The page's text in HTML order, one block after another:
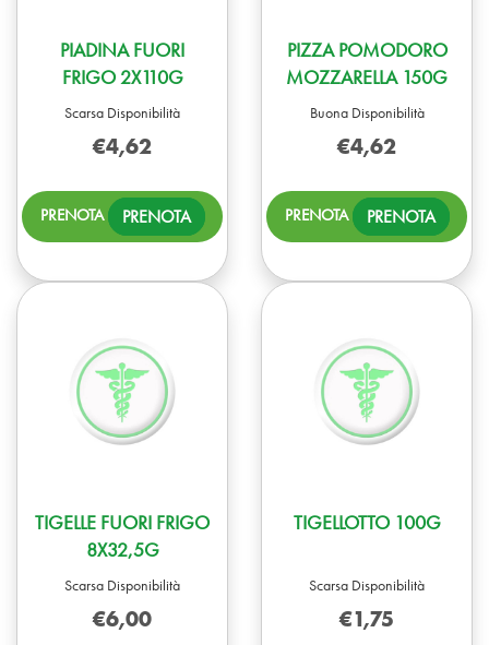
PIADINA FUORI
FRIGO 2X110G
Scarsa Disponibilità
€4,62
PRENOTA PRENOTA PIADINA
FUORI
FRIGO
2X110G AL
CARRELLO
PIZZA POMODORO
MOZZARELLA 150G
Buona Disponibilità
€4,62
PRENOTA
150G
TIGELLE FUORI FRIGO
8X32,5G
Scarsa Disponibilità
€6,00
TIGELLOTTO 100G
Scarsa Disponibilità
€1,75